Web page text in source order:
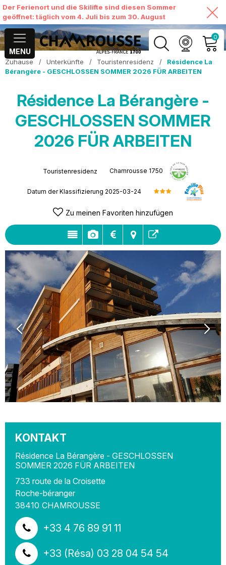
Der Ferienort und die Skilifte sind diesen Sommer
geöffnet: täglich vom 4. Juli bis zum 30. August
MENU
0
MEIN KONTO
ANSEHEN
Zuhause / Unterkünfte / Touristenresidenz /
Résidence La
Bérangère - GESCHLOSSEN SOMMER 2026 FÜR ARBEITEN
Résidence La Bérangère -
GESCHLOSSEN SOMMER
2026 FÜR ARBEITEN
Touristenresidenz Chamrousse 1750
Datum der Klassifizierung 2025-03-24
Zu meinen Favoriten hinzufügen
KONTAKT
Résidence La Bérangère - GESCHLOSSEN
SOMMER 2026 FÜR ARBEITEN
733 route de la Croisette
Roche-béranger
38410 CHAMROUSSE
+33 4 76 89 91 11
+33 (Résa) 03 28 04 54 54